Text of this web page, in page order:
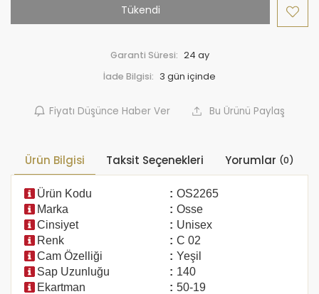
Tükendi
Garanti Süresi: 24 ay
İade Bilgisi:
Fiyatı Düşünce Haber Ver Bu Ürünü Paylaş
Ürün Bilgisi Taksit Seçenekleri Yorumlar (0)
Ürün Kodu : OS2265
Marka
: Osse
Cinsiyet
: Unisex
Renk
: C 02
Cam Özelliği
: Yeşil
Sap Uzunluğu
: 140
Ekartman
: 50-19